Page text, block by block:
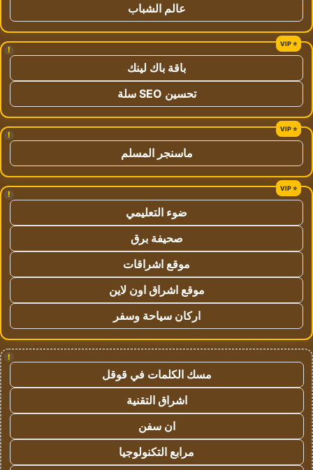
عالم الشباب
!
باقة باك لينك
تحسين SEO سلة
!
ماسنجر المسلم
!
ضوء التعليمي
صحيفة برق
موقع اشراقات
موقع اشراق اون لاين
اركان سياحة وسفر
!
مسك الكلمات في قوقل
اشراق التقنية
ان سفن
مرابع التكنولوجيا